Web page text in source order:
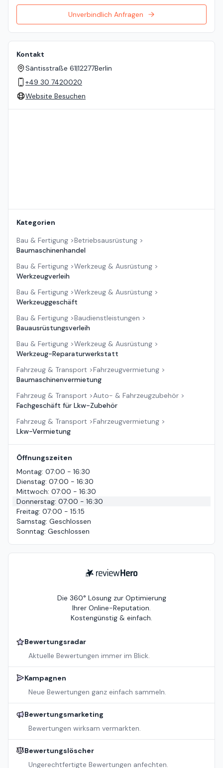
Unverbindlich Anfragen
Kontakt
Säntisstraße 61|12277Berlin
+49 30 7420020
Website Besuchen
Kategorien
Bau & Fertigung >Betriebsausrüstung >
Baumaschinenhandel
Bau & Fertigung >Werkzeug & Ausrüstung >
Werkzeugverleih
Bau & Fertigung >Werkzeug & Ausrüstung >
Werkzeuggeschäft
Bau & Fertigung >Baudienstleistungen >
Bauausrüstungsverleih
Bau & Fertigung >Werkzeug & Ausrüstung >
Werkzeug-Reparaturwerkstatt
Fahrzeug & Transport >Fahrzeugvermietung >
Baumaschinenvermietung
Fahrzeug & Transport >Auto- & Fahrzeugzubehör >
Fachgeschäft für Lkw-Zubehör
Fahrzeug & Transport >Fahrzeugvermietung >
Lkw-Vermietung
Öffnungszeiten
Montag: 07:00 - 16:30
Dienstag: 07:00 - 16:30
Mittwoch: 07:00 - 16:30
Donnerstag: 07:00 - 16:30
Freitag: 07:00 - 15:15
Samstag: Geschlossen
Sonntag: Geschlossen
ReviewHero
Die 360° Lösung zur Optimierung
Ihrer Online-Reputation.
Kostengünstig & einfach.
Bewertungsradar
Aktuelle Bewertungen immer im Blick.
Kampagnen
Neue Bewertungen ganz einfach sammeln.
Bewertungsmarketing
Bewertungen wirksam vermarkten.
Bewertungslöscher
Ungerechtfertigte Bewertungen anfechten.